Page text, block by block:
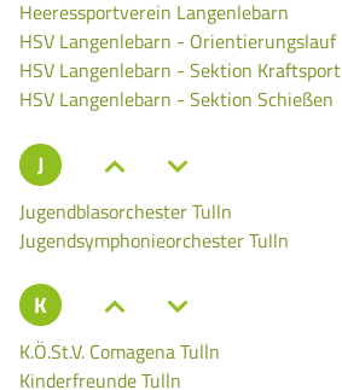
Heeressportverein Langenlebarn
HSV Langenlebarn - Orientierungslauf
HSV Langenlebarn - Sektion Kraftsport
HSV Langenlebarn - Sektion Schießen
J
Jugendblasorchester Tulln
Jugendsymphonieorchester Tulln
K
K.Ö.St.V. Comagena Tulln
Kinderfreunde Tulln